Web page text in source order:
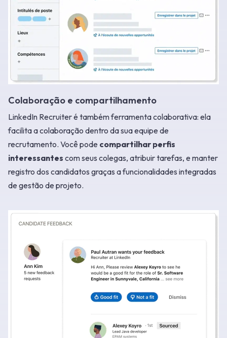
Colaboração e compartilhamento
LinkedIn Recruiter é também ferramenta colaborativa: ela
facilita a colaboração dentro da sua equipe de
recrutamento. Você pode compartilhar perfis
interessantes com seus colegas, atribuir tarefas, e manter
registro dos candidatos graças a funcionalidades integradas
de gestão de projeto.